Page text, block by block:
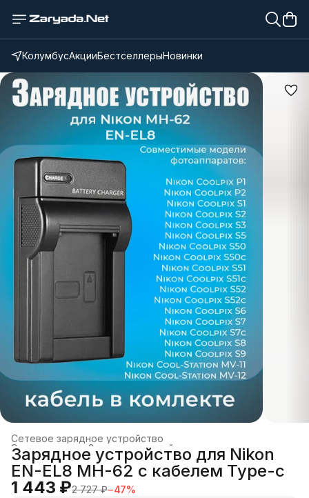
КолумбусАкцииБестселлерыНовинки
Сетевое зарядное устройство
Зарядные устройства и док-станции
Электроника
Главная ›
Зарядное устройство для Nikon
EN-EL8 MH-62 с кабелем Type-c
1 443 ₽2 727 ₽−47%